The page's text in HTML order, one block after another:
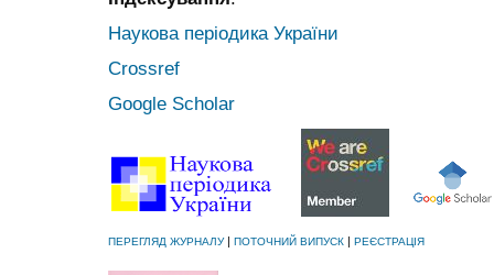
Наукова періодика України
Crossref
Google Scholar
ПЕРЕГЛЯД ЖУРНАЛУ| ПОТОЧНИЙ ВИПУСК | РЕЄСТРАЦІЯ